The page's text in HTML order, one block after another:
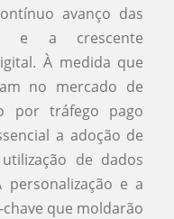
avanço das
e a crescente
À medida que
no mercado de
por tráfego pago
a adoção de
de dados
personalização e a
que moldarão